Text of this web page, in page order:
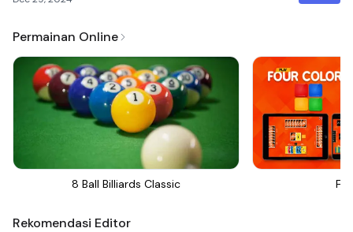
Permainan Online
8 Ball Billiards Classic
Rekomendasi Editor